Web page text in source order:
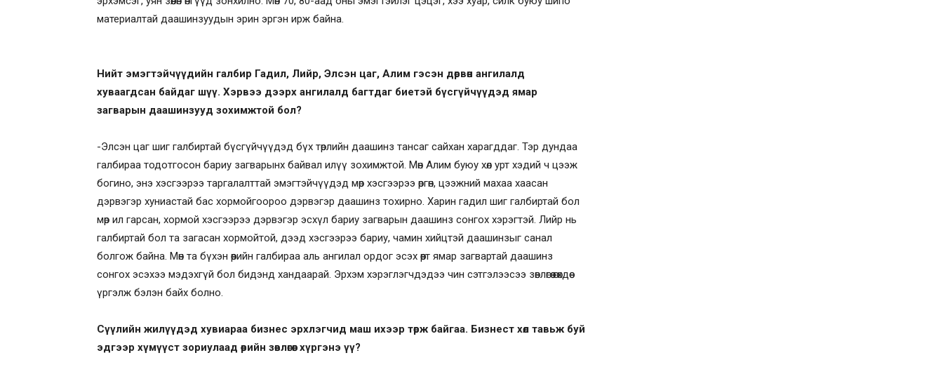
материалтай даашинзуудын эрин эргэн ирж байна.
Нийт эмэгтэйчүүдийн галбир Гадил, Лийр, Элсэн цаг, Алим гэсэн дөрвөн ангилалд
хуваагдсан байдаг шүү. Хэрвээ дээрх ангилалд багтдаг биетэй бүсгүйчүүдэд ямар
загварын даашинзууд зохимжтой бол?
-Элсэн цаг шиг галбиртай бүсгүйчүүдэд бүх төрлийн даашинз тансаг сайхан харагддаг. Тэр дундаа
галбираа тодотгосон бариу загварынх байвал илүү зохимжтой. Мөн Алим буюу хөл урт хэдий ч цээж
богино, энэ хэсгээрээ таргалалттай эмэгтэйчүүдэд мөр хэсгээрээ өргөн, цээжний махаа хаасан
дэрвэгэр хуниастай бас хормойгоороо дэрвэгэр даашинз тохирно. Харин гадил шиг галбиртай бол
мөр ил гарсан, хормой хэсгээрээ дэрвэгэр эсхүл бариу загварын даашинз сонгох хэрэгтэй. Лийр нь
галбиртай бол та загасан хормойтой, дээд хэсгээрээ бариу, чамин хийцтэй даашинзыг санал
болгож байна. Мөн та бүхэн өөрийн галбираа аль ангилал ордог эсэх өөрт ямар загвартай даашинз
сонгох эсэхээ мэдэхгүй бол бидэнд хандаарай. Эрхэм хэрэглэгчдэдээ чин сэтгэлээсээ зөвлөгөө өгөхдөө
үргэлж бэлэн байх болно.
Сүүлийн жилүүдэд хувиараа бизнес эрхлэгчид маш ихээр төрж байгаа. Бизнест хөл тавьж буй
эдгээр хүмүүст зориулаад өөрийн зөвлөгөөг хүргэнэ үү?